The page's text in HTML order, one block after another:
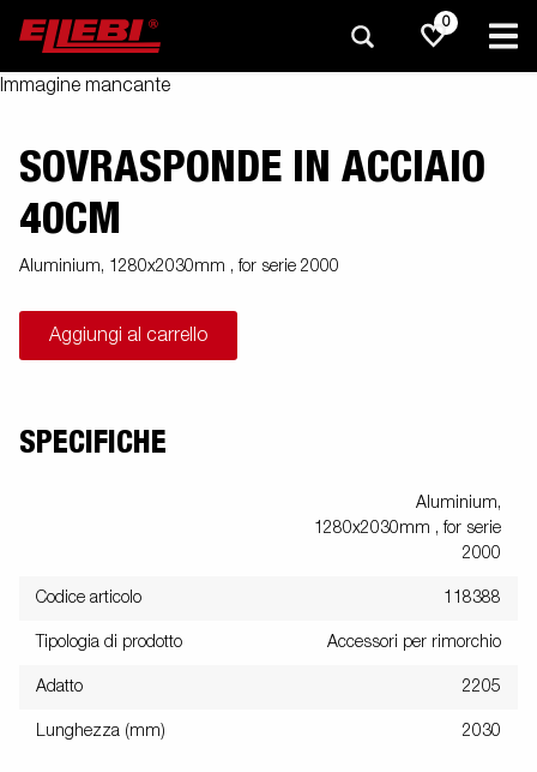
0
Immagine mancante
SOVRASPONDE IN ACCIAIO
40CM
Aluminium, 1280x2030mm , for serie 2000
Aggiungi al carrello
SPECIFICHE
Aluminium,
1280x2030mm , for serie
2000
Codice articolo 118388
Tipologia di prodotto Accessori per rimorchio
Adatto 2205
Lunghezza (mm) 2030